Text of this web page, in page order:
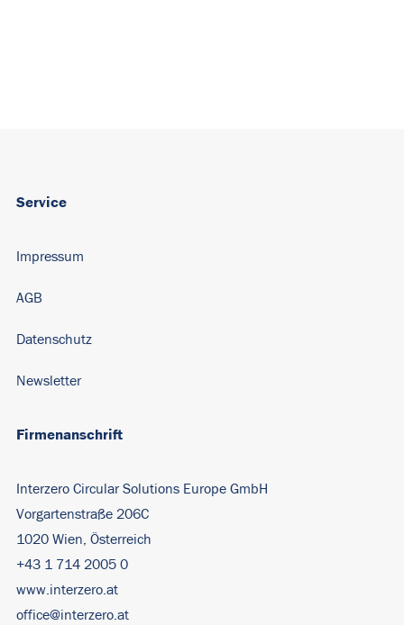
Firmenanschrift
Interzero Circular Solutions Europe GmbH
Vorgartenstraße 206C
1020 Wien, Österreich
+43 1 714 2005 0
www.interzero.at
office@interzero.at
Service
Impressum
AGB
Datenschutz
Newsletter